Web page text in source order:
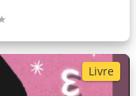
Livre